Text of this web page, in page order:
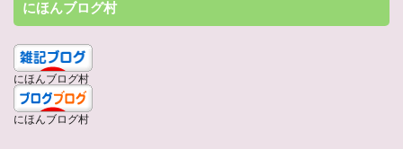
にほんブログ村
にほんブログ村
にほんブログ村